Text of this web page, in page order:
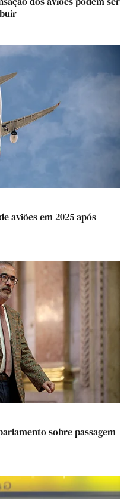
aviões em 2025 após
sobre passagem